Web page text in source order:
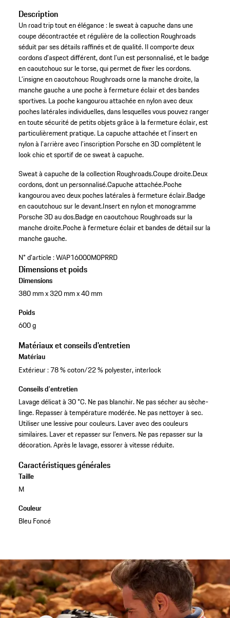
Description
Un road trip tout en élégance : le sweat à capuche dans une
coupe décontractée et régulière de la collection Roughroads
séduit par ses détails raffinés et de qualité. Il comporte deux
cordons d’aspect différent, dont l’un est personnalisé, et le badge
en caoutchouc sur le torse, qui permet de fixer les cordons.
L’insigne en caoutchouc Roughroads orne la manche droite, la
manche gauche a une poche à fermeture éclair et des bandes
sportives. La poche kangourou attachée en nylon avec deux
poches latérales individuelles, dans lesquelles vous pouvez ranger
en toute sécurité de petits objets grâce à la fermeture éclair, est
particulièrement pratique. La capuche attachée et l’insert en
nylon à l’arrière avec l’inscription Porsche en 3D complètent le
look chic et sportif de ce sweat à capuche.
Sweat à capuche de la collection Roughroads.Coupe droite.Deux
cordons, dont un personnalisé.Capuche attachée.Poche
kangourou avec deux poches latérales à fermeture éclair.Badge
en caoutchouc sur le devant.Insert en nylon et monogramme
Porsche 3D au dos.Badge en caoutchouc Roughroads sur la
manche droite.Poche à fermeture éclair et bandes de détail sur la
manche gauche.
N° d'article :WAP16000M0PRRD
Dimensions et poids
Dimensions
380 mm x 320 mm x 40 mm
Poids
600 g
Matériaux et conseils d'entretien
Matériau
Extérieur : 78 % coton/22 % polyester, interlock
Conseils d'entretien
Lavage délicat à 30 °C. Ne pas blanchir. Ne pas sécher au sèche-
linge. Repasser à température modérée. Ne pas nettoyer à sec.
Utiliser une lessive pour couleurs. Laver avec des couleurs
similaires. Laver et repasser sur l’envers. Ne pas repasser sur la
décoration. Après le lavage, essorer à vitesse réduite.
Caractéristiques générales
Taille
M
Couleur
Bleu Foncé